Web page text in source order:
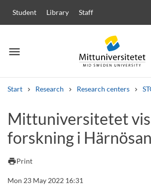
Student Library Staff
menu
Menu
Start Research Research centers
Other search services
Courses and programmes Syllabus
Mittuniversitetet
forskning i
printPrint
Mon 23 May 2022 16:31